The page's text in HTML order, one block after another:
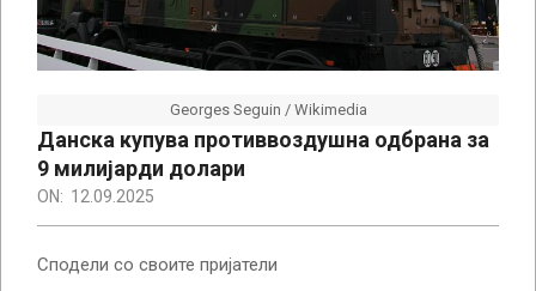
Georges Seguin / Wikimedia
Данска купува противвоздушна одбрана за
9 милијарди долари
ON: 12.09.2025
Сподели со своите пријатели